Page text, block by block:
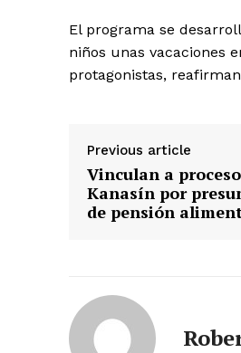
El programa se
niños unas vacaciones
protagonistas,
Previous article
Vinculan a
Kanasín por
de pensión